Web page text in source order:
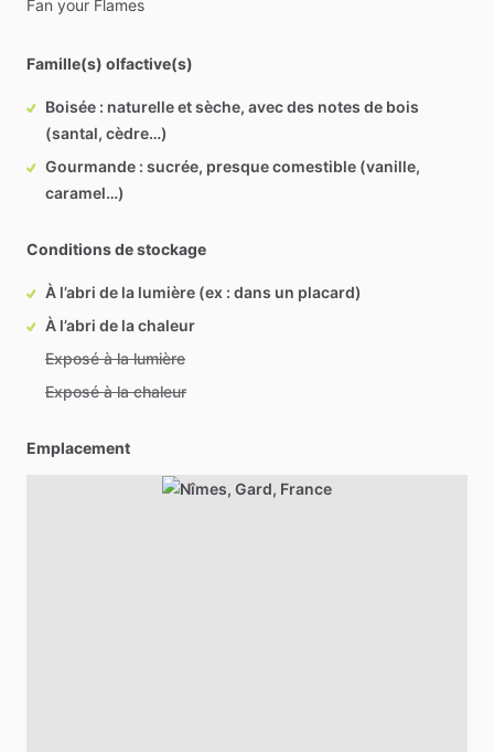
Fan your Flames
Famille(s) olfactive(s)
Boisée : naturelle et sèche, avec des notes de bois
(santal, cèdre…)
Gourmande : sucrée, presque comestible (vanille,
caramel…)
Conditions de stockage
À l’abri de la lumière (ex : dans un placard)
À l’abri de la chaleur
Exposé à la lumière
Exposé à la chaleur
Emplacement